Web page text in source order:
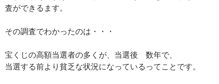
査ができるます。
その調査でわかったのは・・・
宝くじの高額当選者の多くが、当選後 数年で、
当選する前より貧乏な状況になっているってことです。